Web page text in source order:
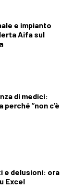
e impianto
Aifa sul
di medici:
“non c’è
e delusioni: ora
Excel